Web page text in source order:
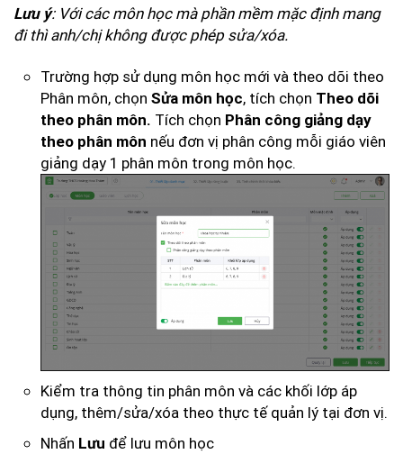
Lưu ý: Với các môn học mà phần mềm mặc định mang
đi thì anh/chị không được phép sửa/xóa.
Trường hợp sử dụng môn học mới và theo dõi theo
Phân môn, chọn Sửa môn học, tích chọn Theo dõi
theo phân môn. Tích chọn Phân công giảng dạy
theo phân môn nếu đơn vị phân công mỗi giáo viên
giảng dạy 1 phân môn trong môn học.
Kiểm tra thông tin phân môn và các khối lớp áp
dụng, thêm/sửa/xóa theo thực tế quản lý tại đơn vị.
Nhấn Lưu để lưu môn học